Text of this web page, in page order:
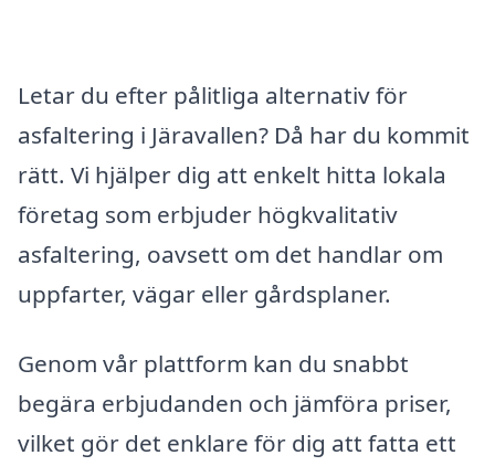
Letar du efter pålitliga alternativ för
asfaltering i Järavallen? Då har du kommit
rätt. Vi hjälper dig att enkelt hitta lokala
företag som erbjuder högkvalitativ
asfaltering, oavsett om det handlar om
uppfarter, vägar eller gårdsplaner.
Genom vår plattform kan du snabbt
begära erbjudanden och jämföra priser,
vilket gör det enklare för dig att fatta ett